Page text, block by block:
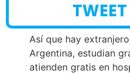
Así que hay
Argentina, estudian
atienden gratis en